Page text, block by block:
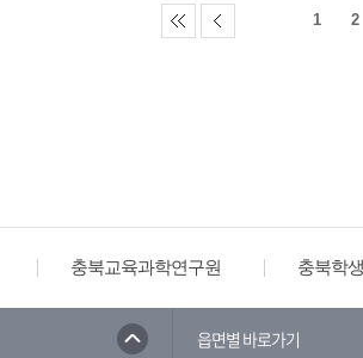
1 2
충북교육과학연구원 충북학
읍면별 바로가기